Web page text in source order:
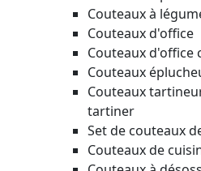
Couteaux à
Couteaux d'office
Couteaux d'office
Couteaux
Couteaux
tartiner
Set de couteaux
Couteaux de